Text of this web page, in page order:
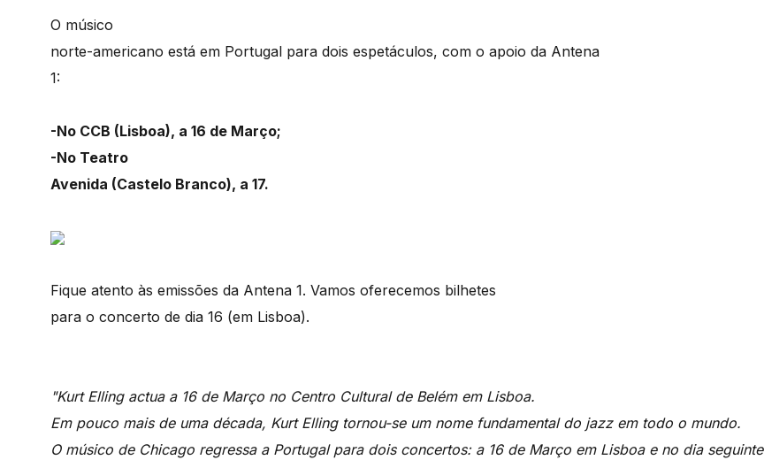
O músico
norte-americano está em Portugal para dois espetáculos, com o apoio da Antena
1:
-No CCB (Lisboa), a 16 de Março;
-No Teatro
Avenida (Castelo Branco), a 17.
Fique atento às emissões da Antena 1. Vamos oferecemos bilhetes
para o concerto de dia 16 (em Lisboa).
"Kurt Elling actua a 16 de Março no Centro Cultural de Belém em Lisboa.
Em pouco mais de uma década, Kurt Elling tornou-se um nome fundamental do jazz em todo o mundo.
O músico de Chicago regressa a Portugal para dois concertos: a 16 de Março em Lisboa e no dia seguinte